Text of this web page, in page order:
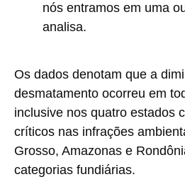
nós entramos em uma
analisa.
Os dados denotam que a
desmatamento ocorreu em
inclusive nos quatro estados
críticos nas infrações
Grosso, Amazonas e
categorias fundiárias.